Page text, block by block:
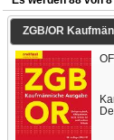
ZGB/OR